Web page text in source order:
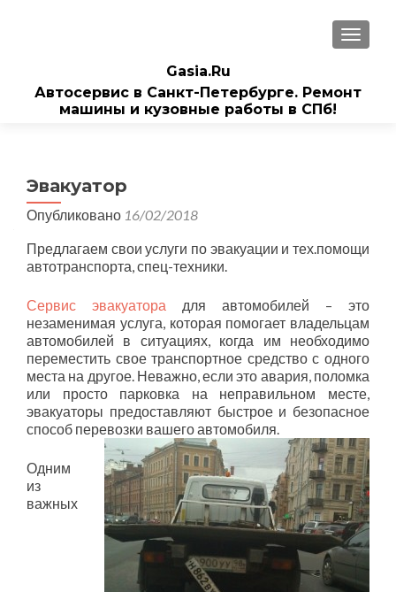
Gasia.Ru
Автосервис в Санкт-Петербурге. Ремонт
машины и кузовные работы в СПб!
Эвакуатор
Опубликовано 16/02/2018
Предлагаем свои услуги по эвакуации и тех.помощи
автотранспорта, спец-техники.
Сервис эвакуатора для автомобилей – это
незаменимая услуга, которая помогает владельцам
автомобилей в ситуациях, когда им необходимо
переместить свое транспортное средство с одного
места на другое. Неважно, если это авария, поломка
или просто парковка на неправильном месте,
эвакуаторы предоставляют быстрое и безопасное
способ перевозки вашего автомобиля.
Одним
из
важных